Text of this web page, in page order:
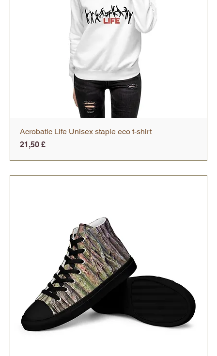
Acrobatic Life Unisex staple eco t-shirt
Preis
21,50 £